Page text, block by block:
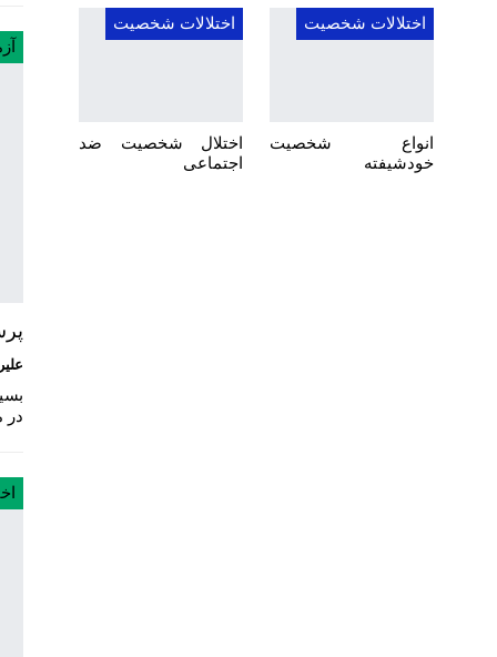
در
اختلالات شخصیت
انواع شخصیت
خودشیفته
اختلالات شخصیت
اختلال شخصیت ضد
اجتماعی